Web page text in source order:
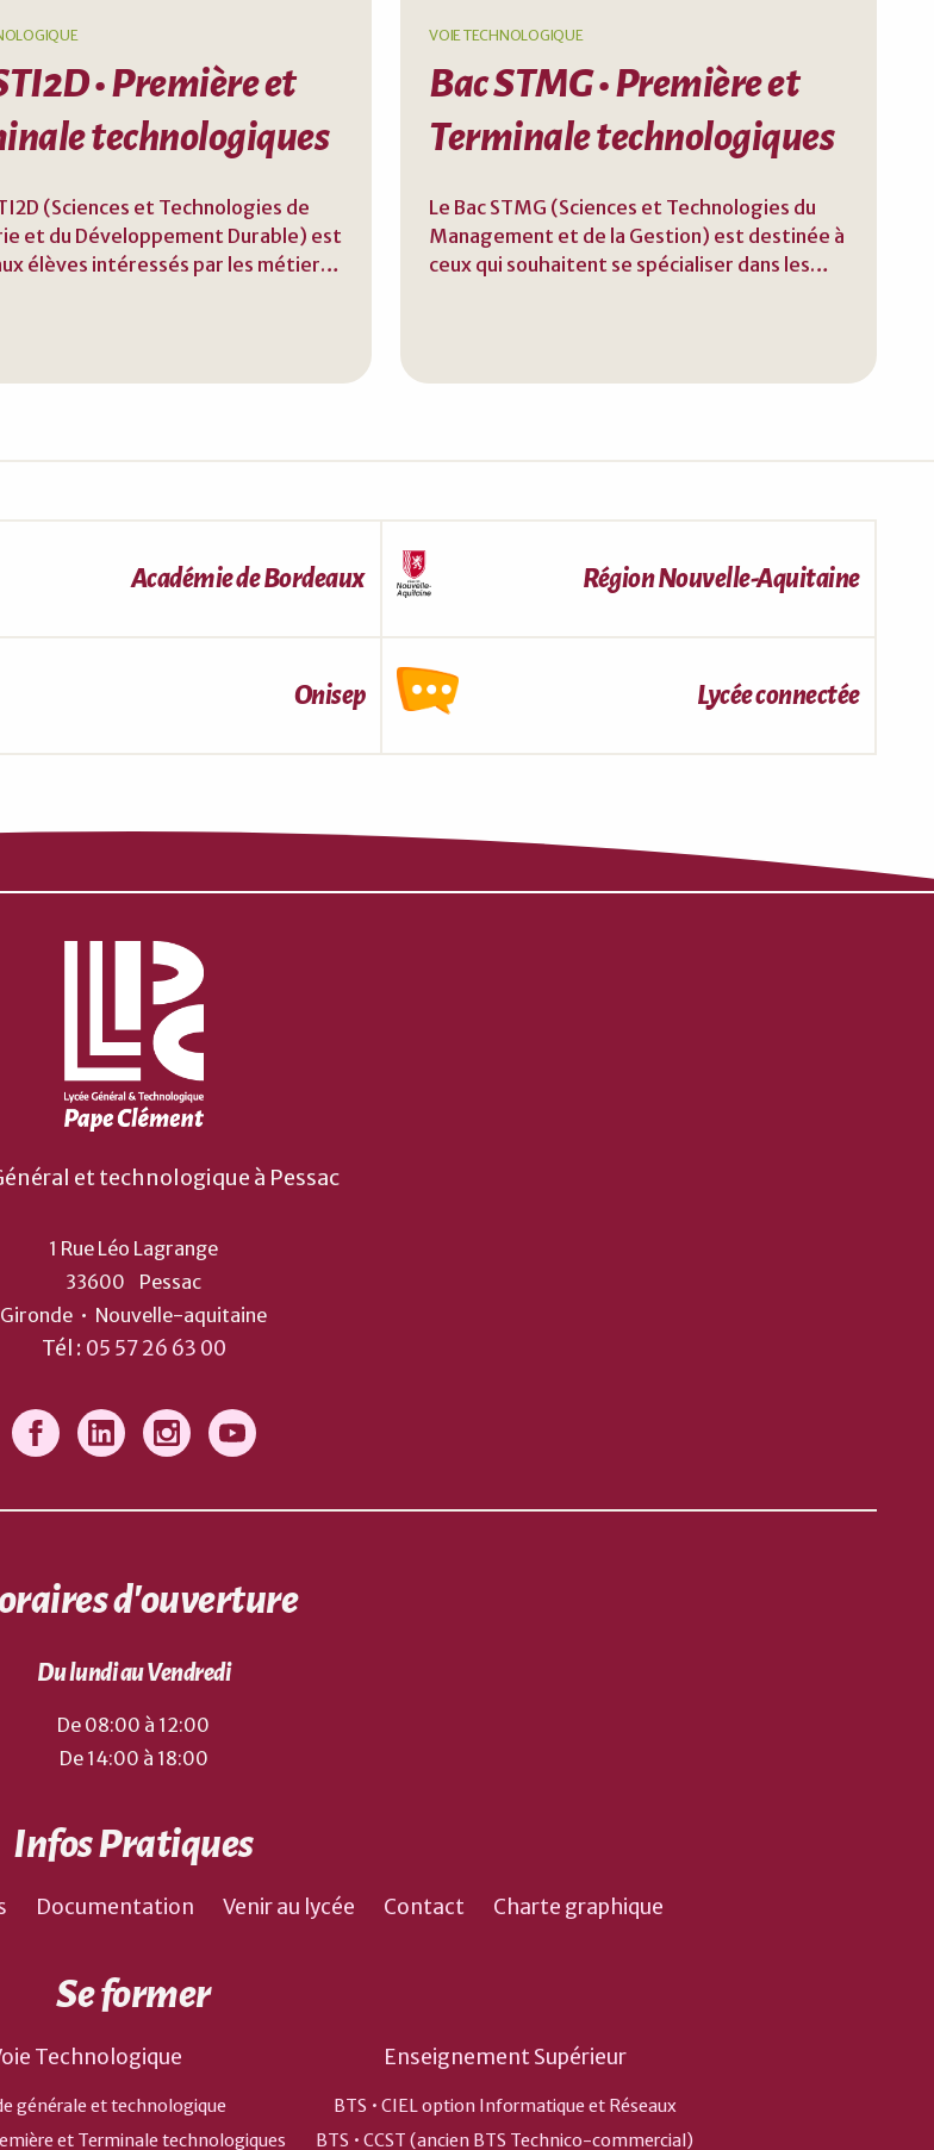
• Première et
technologiques
(Sciences et Technologies de
et du Développement Durable) est
élèves intéressés par les métiers
et prépare à une insertion
VOIE TECHNOLOGIQUE
Bac STMG • Première et
Terminale technologiques
Le Bac STMG (Sciences et Technologies du
Management et de la Gestion) est destinée à
ceux qui souhaitent se spécialiser dans les
fois théorique et pratique des entreprises et
gestion, le droit, l'économie ou le
Académie de Bordeaux Région Nouvelle-Aquitaine
Onisep Lycée connectée
et technologique à Pessac
1 Rue Léo Lagrange
33600
Pessac
Gironde • Nouvelle-aquitaine
Tél : 05 57 26 63 00
d'ouverture
Du lundi au Vendredi
De 08:00 à 12:00
De 14:00 à 18:00
Infos Pratiques
Documentation Venir au lycée Contact Charte graphique
Se former
Technologique
générale et technologique
et Terminale technologiques
Enseignement Supérieur
BTS • CIEL option Informatique et Réseaux
BTS • CCST (ancien BTS Technico-commercial)